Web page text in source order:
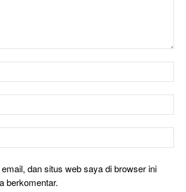
dan situs web saya di browser ini
berkomentar.